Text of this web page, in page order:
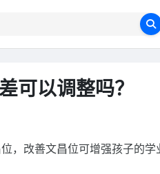
可以调整吗？
，改善文昌位可增强孩子的学